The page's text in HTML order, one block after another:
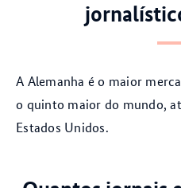
A Alemanha é o maior
o quinto maior do mundo,
Estados Unidos.